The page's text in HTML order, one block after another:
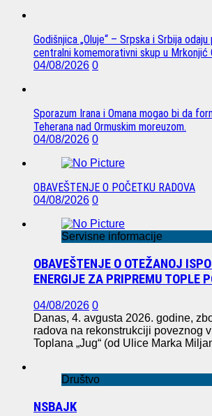
Godišnjica „Oluje“ – Srpska i Srbija
centralni komemorativni skup u Mrkonjić
04/08/2026 0
Sporazum Irana i Omana mogao bi da
Teherana nad Ormuskim moreuzom.
04/08/2026 0
OBAVEŠTENJE O POČETKU RADOVA
04/08/2026 0
Servisne informacije
OBAVEŠTENJE O OTEŽANOJ
ENERGIJE ZA PRIPREMU TOPLE
04/08/2026 0
Danas, 4. avgusta 2026. godine,
radova na rekonstrukciji poveznog
Toplana „Jug“ (od Ulice Marka
Društvo
NSBAJK